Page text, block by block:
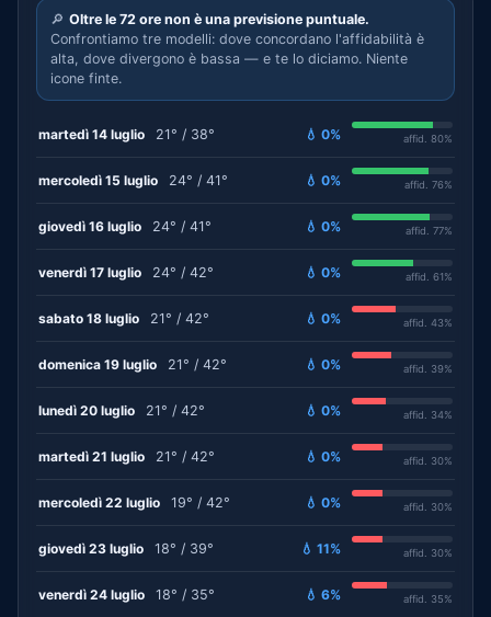
🔎 Oltre le 72 ore non è una previsione puntuale.
Confrontiamo tre modelli: dove concordano l'affidabilità è
alta, dove divergono è bassa — e te lo diciamo. Niente
icone finte.
martedì 14 luglio 21° / 38° 💧 0% affid. 80%
mercoledì 15 luglio 24° / 41° 💧 0% affid. 76%
giovedì 16 luglio 24° / 41° 💧 0% affid. 77%
venerdì 17 luglio 24° / 42° 💧 0% affid. 61%
sabato 18 luglio 21° / 42° 💧 0% affid. 43%
domenica 19 luglio 21° / 42° 💧 0% affid. 39%
lunedì 20 luglio 21° / 42° 💧 0% affid. 34%
martedì 21 luglio 21° / 42° 💧 0% affid. 30%
mercoledì 22 luglio 19° / 42° 💧 0% affid. 30%
giovedì 23 luglio 18° / 39° 💧 11% affid. 30%
venerdì 24 luglio 18° / 35° 💧 6% affid. 35%